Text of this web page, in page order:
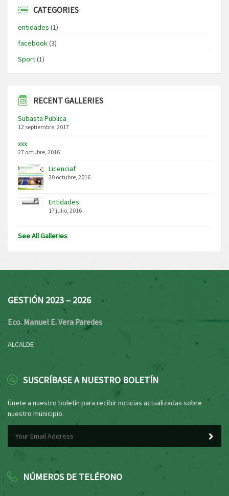
CATEGORIES
entidades (1)
facebook (3)
Sport(1)
RECENT GALLERIES
Subasta Publica
12 septiembre, 2017
xxx
27 octubre, 2016
Licenciaf
20 octubre, 2016
Entidades
17 julio, 2016
See All Galleries
GESTIÓN 2023 – 2026
Eco. Manuel E. Vera Paredes
ALCALDE
SUSCRÍBASE A NUESTRO BOLETÍN
Únete a nuestro boletín para recibir noticias actualizadas sobre
nuestro municipio.
NÚMEROS DE TELÉFONO